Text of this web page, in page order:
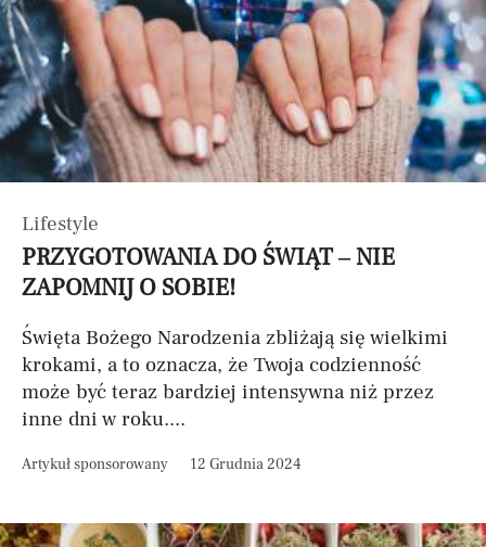
Lifestyle
PRZYGOTOWANIA DO ŚWIĄT – NIE
ZAPOMNIJ O SOBIE!
Święta Bożego Narodzenia zbliżają się wielkimi
krokami, a to oznacza, że Twoja codzienność
może być teraz bardziej intensywna niż przez
inne dni w roku....
Artykuł sponsorowany 12 Grudnia 2024